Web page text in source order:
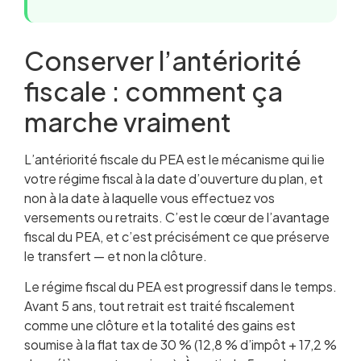
Conserver l’antériorité
fiscale : comment ça
marche vraiment
L’antériorité fiscale du PEA est le mécanisme qui lie
votre régime fiscal à la date d’ouverture du plan, et
non à la date à laquelle vous effectuez vos
versements ou retraits. C’est le cœur de l’avantage
fiscal du PEA, et c’est précisément ce que préserve
le transfert — et non la clôture.
Le régime fiscal du PEA est progressif dans le temps.
Avant 5 ans, tout retrait est traité fiscalement
comme une clôture et la totalité des gains est
soumise à la flat tax de 30 % (12,8 % d’impôt + 17,2 %